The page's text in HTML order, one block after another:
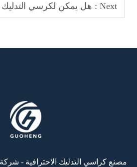
Next : هل يمكن لكرسي التدليك حقًا أن يحل محل
مصنع كراسي التدليك الاحترافية -